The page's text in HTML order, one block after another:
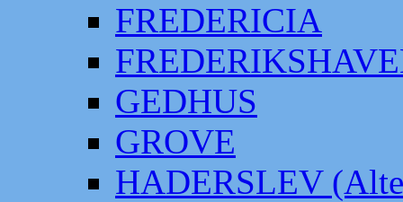
FREDERICIA
GEDHUS
GROVE
HADERSLEV